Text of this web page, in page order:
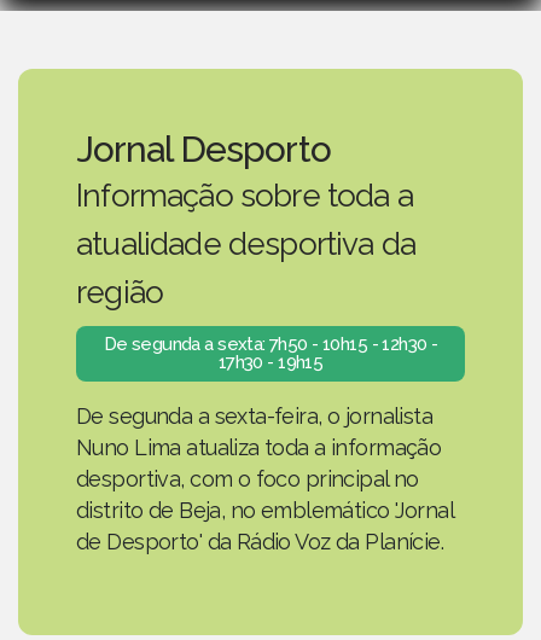
Jornal Desporto
Informação sobre toda a
atualidade desportiva da
região
De segunda a sexta: 7h50 - 10h15 - 12h30 -
17h30 - 19h15
De segunda a sexta-feira, o jornalista
Nuno Lima atualiza toda a informação
desportiva, com o foco principal no
distrito de Beja, no emblemático 'Jornal
de Desporto' da Rádio Voz da Planície.